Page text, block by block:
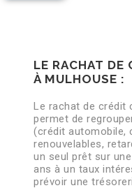
LE RACHAT DE
À MULHOUSE :
Le rachat de crédit
permet de
(crédit automobile,
renouvelables,
un seul prêt sur
ans à un taux
prévoir une